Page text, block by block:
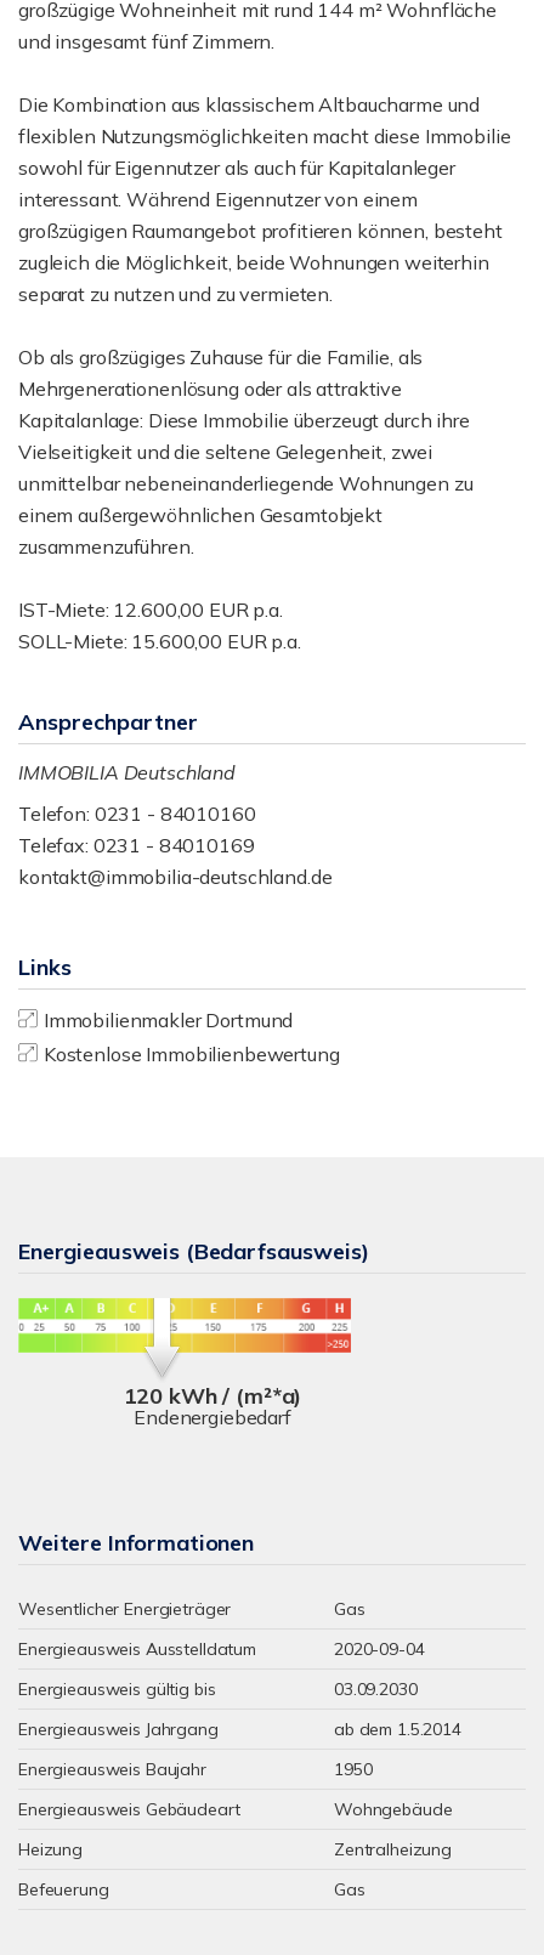
großzügige Wohneinheit mit rund 144 m² Wohnfläche
und insgesamt fünf Zimmern.
Die Kombination aus klassischem Altbaucharme und
flexiblen Nutzungsmöglichkeiten macht diese Immobilie
sowohl für Eigennutzer als auch für Kapitalanleger
interessant. Während Eigennutzer von einem
großzügigen Raumangebot profitieren können, besteht
zugleich die Möglichkeit, beide Wohnungen weiterhin
separat zu nutzen und zu vermieten.
Ob als großzügiges Zuhause für die Familie, als
Mehrgenerationenlösung oder als attraktive
Kapitalanlage: Diese Immobilie überzeugt durch ihre
Vielseitigkeit und die seltene Gelegenheit, zwei
unmittelbar nebeneinanderliegende Wohnungen zu
einem außergewöhnlichen Gesamtobjekt
zusammenzuführen.
IST-Miete: 12.600,00 EUR p.a.
SOLL-Miete: 15.600,00 EUR p.a.
Ansprechpartner
IMMOBILIA Deutschland
Telefon: 0231 - 84010160
Telefax: 0231 - 84010169
kontakt@immobilia-deutschland.de
Links
Immobilienmakler Dortmund
Kostenlose Immobilienbewertung
Energieausweis (Bedarfsausweis)
120 kWh / (m²*a)
Endenergiebedarf
Weitere Informationen
Wesentlicher Energieträger
Gas
Energieausweis Ausstelldatum
2020-09-04
Energieausweis gültig bis
03.09.2030
Energieausweis Jahrgang
ab dem 1.5.2014
Energieausweis Baujahr
1950
Energieausweis Gebäudeart
Wohngebäude
Heizung
Zentralheizung
Befeuerung
Gas